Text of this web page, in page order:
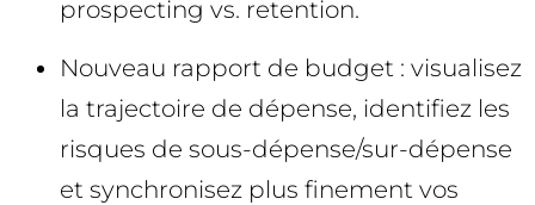
prospecting vs. retention.
Nouveau rapport de budget : visualisez
la trajectoire de dépense, identifiez les
risques de sous-dépense/sur-dépense
et synchronisez plus finement vos